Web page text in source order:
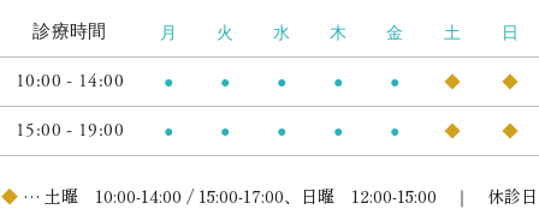
診療時間 月 火 水 木 金 土 日
10:00 - 14:00 ● ● ● ● ● ◆ ◆
15:00 - 19:00 ● ● ● ● ● ◆ ◆
◆ … 土曜 10:00-14:00 / 15:00-17:00、日曜 12:00-15:00 ｜ 休診日